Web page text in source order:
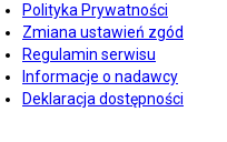
Polityka Prywatności
Zmiana ustawień zgód
Regulamin serwisu
Informacje o nadawcy
Deklaracja dostępności